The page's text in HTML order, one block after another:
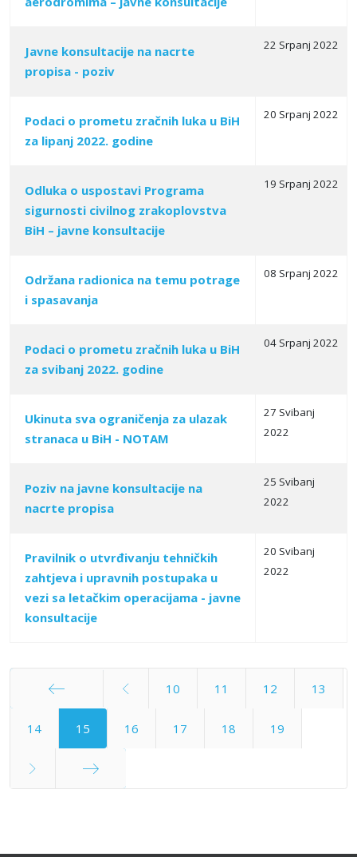
Javne konsultacije na nacrte
propisa - poziv
22 Srpanj 2022
Podaci o prometu zračnih luka u BiH
za lipanj 2022. godine
20 Srpanj 2022
Odluka o uspostavi Programa
sigurnosti civilnog zrakoplovstva
BiH – javne konsultacije
19 Srpanj 2022
Održana radionica na temu potrage
i spasavanja
08 Srpanj 2022
Podaci o prometu zračnih luka u BiH
za svibanj 2022. godine
04 Srpanj 2022
Ukinuta sva ograničenja za ulazak
stranaca u BiH - NOTAM
27 Svibanj
2022
Poziv na javne konsultacije na
nacrte propisa
25 Svibanj
2022
Pravilnik o utvrđivanju tehničkih
zahtjeva i upravnih postupaka u
vezi sa letačkim operacijama - javne
konsultacije
20 Svibanj
2022
Početak
10 11 12 13
14 15 16 17 18 19